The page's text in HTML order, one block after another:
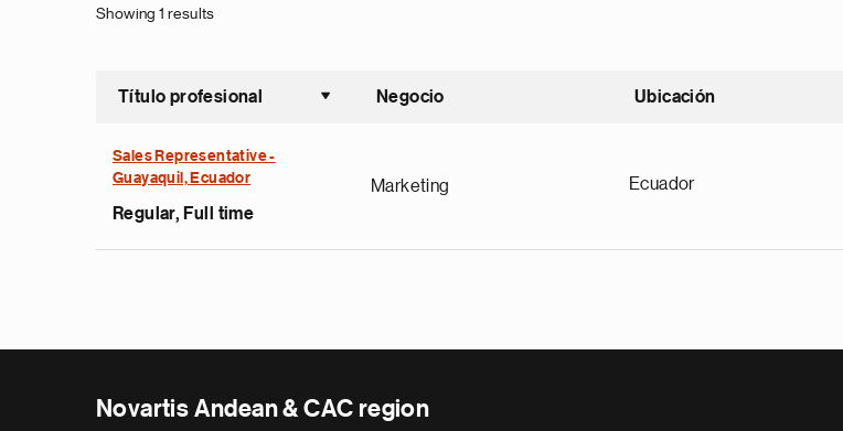
Showing 1 results
Título profesional
Ordenar ascendente
Negocio Ubicación
Sales Representative -
Guayaquil, Ecuador
Regular, Full time
Marketing Ecuador
Novartis Andean & CAC region